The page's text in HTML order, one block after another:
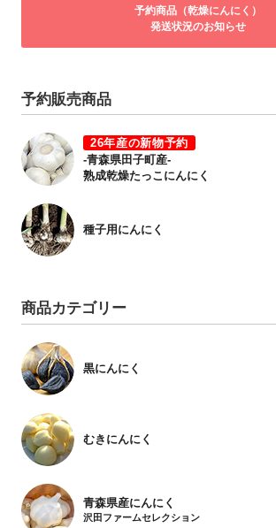
予約商品（乾燥にんにく）
発送状況のお知らせ
予約販売商品
26年産の新物予約
-青森県田子町産-
熟成乾燥たっこにんにく
種子用にんにく
商品カテゴリー
黒にんにく
むきにんにく
青森県産にんにく
沢田ファームセレクション